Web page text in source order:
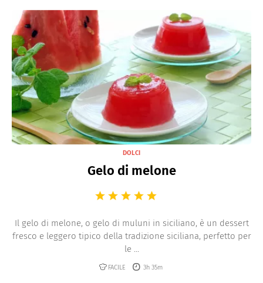
DOLCI
Gelo di melone
Il gelo di melone, o gelo di muluni in siciliano, è un dessert
fresco e leggero tipico della tradizione siciliana, perfetto per
le ...
FACILE 3h 35m